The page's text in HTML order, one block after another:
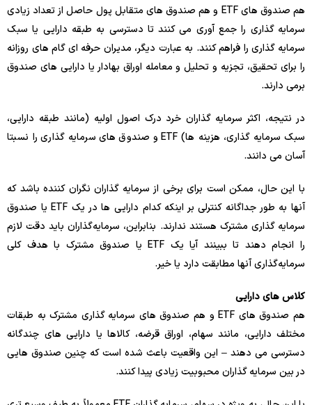
هم صندوق های ETF و هم صندوق های متقابل پول حاصل از تعداد زیادی
سرمایه گذاری را جمع آوری می کنند تا دسترسی به طبقه دارایی یا سبک
سرمایه گذاری را فراهم کنند. به عبارت دیگر، مدیران حرفه ای گام های روزانه
را برای تحقیق، تجزیه و تحلیل و معامله اوراق بهادار یا دارایی های صندوق
برمی دارند.
در نتیجه، اکثر سرمایه گذاران خرد درک اصول اولیه (مانند طبقه دارایی،
سبک سرمایه گذاری، هزینه ها) ETF و صندوق های سرمایه گذاری را نسبتا
آسان می دانند.
با این حال، ممکن است برای برخی از سرمایه گذاران نگران کننده باشد که
آنها به طور جداگانه کنترلی بر اینکه کدام دارایی ها در یک ETF یا صندوق
سرمایه گذاری مشترک هستند ندارند. بنابراین، سرمایه‌گذاران باید دقت لازم
را انجام دهند تا ببینند آیا یک ETF یا صندوق مشترک با هدف کلی
سرمایه‌گذاری آنها مطابقت دارد یا خیر.
کلاس های دارایی
هم صندوق های ETF و هم صندوق های سرمایه گذاری مشترک به طبقات
مختلف دارایی، مانند سهام، اوراق قرضه، کالاها یا دارایی های چندگانه
دسترسی می دهند – این واقعیت باعث شده است که چنین صندوق هایی
در بین سرمایه گذاران محبوبیت زیادی پیدا کنند.